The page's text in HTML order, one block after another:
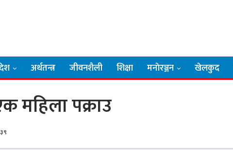
अर्थतन्त्र जीवनशैली शिक्षा मनाेरञ्जन खेलकुद
महिला पक्राउ